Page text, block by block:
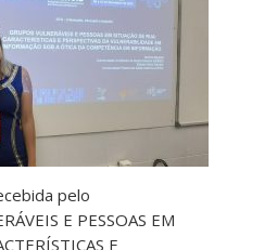
pelo
E PESSOAS EM
E